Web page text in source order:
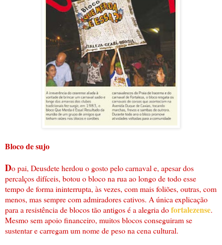
Bloco de sujo
Do pai, Deusdete herdou o gosto pelo carnaval e, apesar dos
percalços difíceis, botou o bloco na rua ao longo de todo esse
tempo de forma ininterrupta, às vezes, com mais foliões, outras, com
menos, mas sempre com admiradores cativos. A única explicação
para a resistência de blocos tão antigos é a alegria dofortalezense.
Mesmo sem apoio financeiro, muitos blocos conseguiram se
sustentar e carregam um nome de peso na cena cultural.